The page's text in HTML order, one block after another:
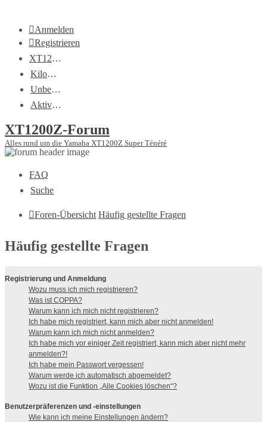
Anmelden
Registrieren
XT1200Z-Wiki
Kilometerstatistik
Unbeantwortete Themen
Aktive Themen
XT1200Z-Forum
Alles rund um die Yamaha XT1200Z Super Ténéré
FAQ
Suche
Foren-Übersicht Häufig gestellte Fragen
Häufig gestellte Fragen
Registrierung und Anmeldung
Wozu muss ich mich registrieren?
Was ist COPPA?
Warum kann ich mich nicht registrieren?
Ich habe mich registriert, kann mich aber nicht anmelden!
Warum kann ich mich nicht anmelden?
Ich habe mich vor einiger Zeit registriert, kann mich aber nicht mehr
anmelden?!
Ich habe mein Passwort vergessen!
Warum werde ich automatisch abgemeldet?
Wozu ist die Funktion „Alle Cookies löschen“?
Benutzerpräferenzen und -einstellungen
Wie kann ich meine Einstellungen ändern?